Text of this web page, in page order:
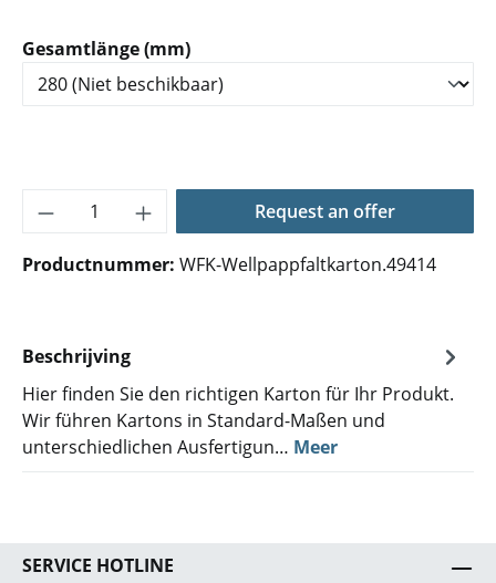
Selecteer
Gesamtlänge (mm)
Producthoeveelheid: Voer de gewenste
Request an offer
Productnummer: WFK-Wellpappfaltkarton.49414
Beschrijving
Hier finden Sie den richtigen Karton für Ihr Produkt.
Wir führen Kartons in Standard-Maßen und
unterschiedlichen Ausfertigun… Meer
SERVICE HOTLINE